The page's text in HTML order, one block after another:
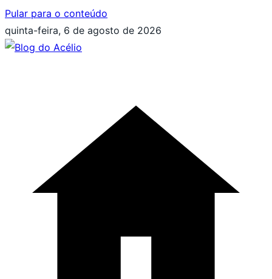
Pular para o conteúdo
quinta-feira, 6 de agosto de 2026